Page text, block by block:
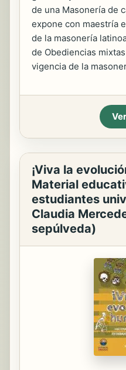
de una Masonería de
expone con maestría
de la masonería
de Obediencias
vigencia de la
¡Viva la
Material
estudiantes
Claudia
sepúlveda)